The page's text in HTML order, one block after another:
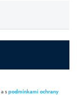
a spodmínkami ochrany